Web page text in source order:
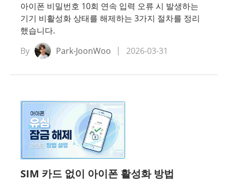
아이폰 비밀번호 10회 연속 입력 오류 시 발생하는
기기 비활성화 상태를 해제하는 3가지 절차를 정리
했습니다.
By
Park-JoonWoo 2026-03-31
SIM 카드 없이 아이폰 활성화 방법